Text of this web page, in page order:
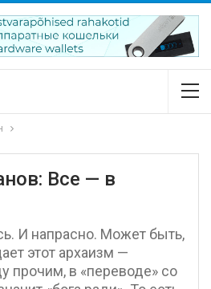
Все — в
И напрасно. Может быть,
этот архаизм —
прочим, в «переводе» со